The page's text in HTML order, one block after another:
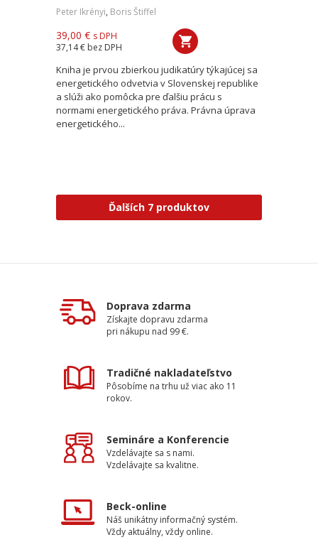
Peter Ikrényi, Boris Štiffel
39,00 € s DPH
37,14 € bez DPH
Kniha je prvou zbierkou judikatúry týkajúcej sa
energetického odvetvia v Slovenskej republike
a slúži ako pomôcka pre ďalšiu prácu s
normami energetického práva. Právna úprava
energetického...
Ďalších 7 produktov
Doprava zdarma
Získajte dopravu zdarma
pri nákupu nad 99 €.
Tradičné nakladateľstvo
Pôsobíme na trhu už viac ako 11
rokov.
Semináre a Konferencie
Vzdelávajte sa s nami.
Vzdelávajte sa kvalitne.
Beck-online
Náš unikátny informačný systém.
Vždy aktuálny, vždy online.